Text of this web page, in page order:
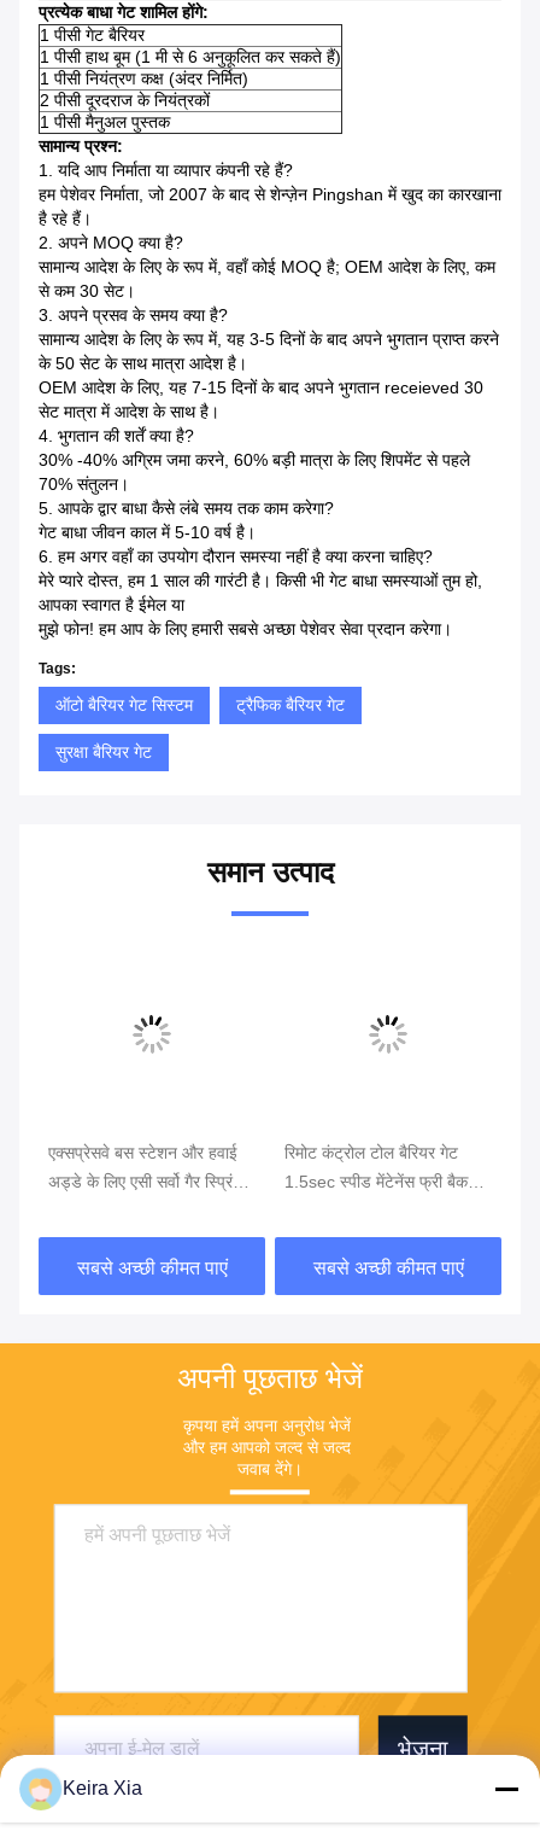
प्रत्येक बाधा गेट शामिल होंगे:
1 पीसी गेट बैरियर
1 पीसी हाथ बूम (1 मी से 6 अनुकूलित कर सकते हैं)
1 पीसी नियंत्रण कक्ष (अंदर निर्मित)
2 पीसी दूरदराज के नियंत्रकों
1 पीसी मैनुअल पुस्तक
सामान्य प्रश्न:
1. यदि आप निर्माता या व्यापार कंपनी रहे हैं?
हम पेशेवर निर्माता, जो 2007 के बाद से शेन्ज़ेन Pingshan में खुद का कारखाना
है रहे हैं।
2. अपने MOQ क्या है?
सामान्य आदेश के लिए के रूप में, वहाँ कोई MOQ है; OEM आदेश के लिए, कम
से कम 30 सेट।
3. अपने प्रसव के समय क्या है?
सामान्य आदेश के लिए के रूप में, यह 3-5 दिनों के बाद अपने भुगतान प्राप्त करने
के 50 सेट के साथ मात्रा आदेश है।
OEM आदेश के लिए, यह 7-15 दिनों के बाद अपने भुगतान receieved 30
सेट मात्रा में आदेश के साथ है।
4. भुगतान की शर्तें क्या है?
30% -40% अग्रिम जमा करने, 60% बड़ी मात्रा के लिए शिपमेंट से पहले
70% संतुलन।
5. आपके द्वार बाधा कैसे लंबे समय तक काम करेगा?
गेट बाधा जीवन काल में 5-10 वर्ष है।
6. हम अगर वहाँ का उपयोग दौरान समस्या नहीं है क्या करना चाहिए?
मेरे प्यारे दोस्त, हम 1 साल की गारंटी है। किसी भी गेट बाधा समस्याओं तुम हो,
आपका स्वागत है ईमेल या
मुझे फोन! हम आप के लिए हमारी सबसे अच्छा पेशेवर सेवा प्रदान करेगा।
Tags:
ऑटो बैरियर गेट सिस्टम ट्रैफिक बैरियर गेट
सुरक्षा बैरियर गेट
समान उत्पाद
एक्सप्रेसवे बस स्टेशन और हवाई
अड्डे के लिए एसी सर्वो गैर स्प्रिंग
स्पीड राउंड डिजाइन
सबसे अच्छी कीमत पाएं
रिमोट कंट्रोल टोल बैरियर गेट
1.5sec स्पीड मेंटेनेंस फ्री बैकअप
सबसे अच्छी कीमत पाएं
अपनी पूछताछ भेजें
कृपया हमें अपना अनुरोध भेजें
और हम आपको जल्द से जल्द
जवाब देंगे।
भेजना
Keira Xia